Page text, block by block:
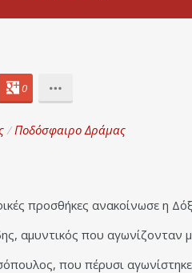
0
/ Ποδόσφαιρο Δράμας
προσθήκες ανακοίνωσε η
αμυντικός που αγωνίζονταν
που πέρυσι